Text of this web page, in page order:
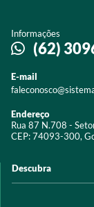
Informações
(62)
E-mail
Endereço
Rua 87 N.708 -
CEP: 74093-300,
Descubra